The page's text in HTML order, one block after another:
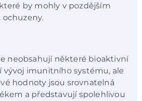
by mohly v pozdějším
ochuzeny.
neobsahují některé bioaktivní
vývoj imunitního systému, ale
hodnoty jsou srovnatelná
a představují spolehlivou